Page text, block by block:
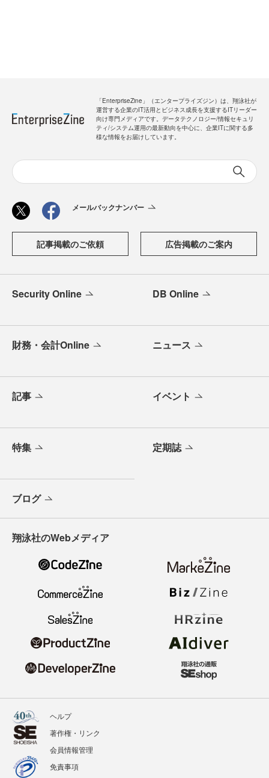
「EnterpriseZine」（エンタープライズジン）は、翔泳社が
運営する企業のIT活用とビジネス成長を支援するITリーダー
向け専門メディアです。データテクノロジー/情報セキュリ
ティ/システム運用の最新動向を中心に、企業ITに関する多
様な情報をお届けしています。
メールバックナンバー
記事掲載のご依頼 広告掲載のご案内
Security Online DB Online
財務・会計Online ニュース
記事 イベント
特集 定期誌
ブログ
翔泳社のWebメディア
ヘルプ
著作権・リンク
会員情報管理
免責事項